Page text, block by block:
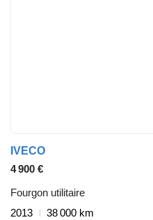
IVECO
4 900 €
Fourgon utilitaire
2013
38 000 km